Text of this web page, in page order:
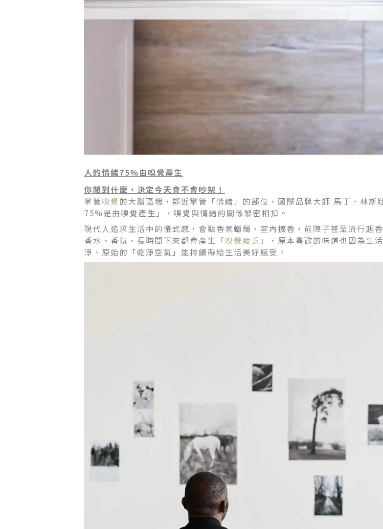
人的情緒75%由嗅覺產生
你聞到什麼，決定今天會不會吵架！
掌管嗅覺的大腦區塊，鄰近掌管「情緒」的部位，國際品牌大師 馬丁．林
75%是由嗅覺產生」，嗅覺與情緒的關係緊密相扣。
現代人追求生活中的儀式感，會點香氛蠟燭、室內擴香，前陣子甚至流行起
香水、香氛，長時間下來都會產生 「嗅覺疲乏」
，原本喜歡的味道也因為生
淨、原始的「乾淨空氣」能持續帶給生活美好感受。